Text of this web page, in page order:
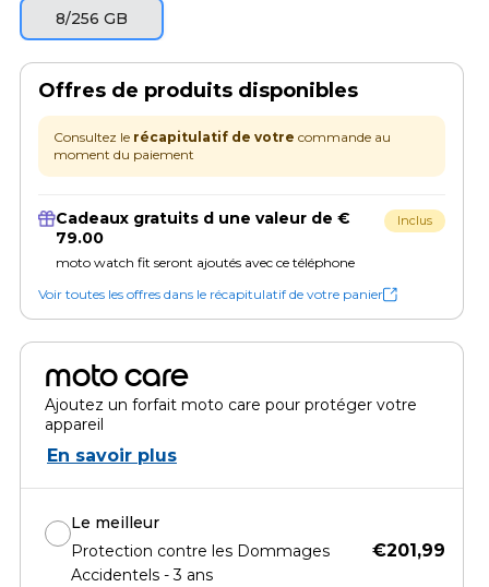
8/256 GB
Offres de produits disponibles
Consultez le récapitulatif de votre commande au
moment du paiement
Cadeaux gratuits d une valeur de €
79.00
moto watch fit seront ajoutés avec ce téléphone
Inclus
Voir toutes les offres dans le récapitulatif de votre panier
moto care
Ajoutez un forfait moto care pour protéger votre
appareil
En savoir plus
Le meilleur
Protection contre les Dommages
Accidentels - 3 ans
€201,99